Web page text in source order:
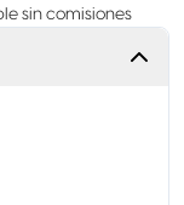
sin comisiones